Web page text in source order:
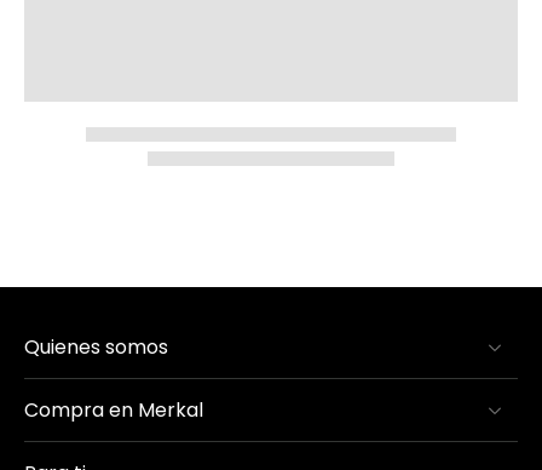
Quienes somos
Compra en Merkal